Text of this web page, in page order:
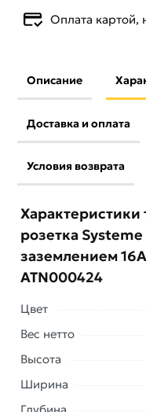
Оплата картой,
Описание
Доставка и оплата
Условия возврата
розетка Systeme
заземлением 16А в
Характеристики
розетка Systeme
заземлением
ATN000424
Цвет
Вес нетто
Высота
Ширина